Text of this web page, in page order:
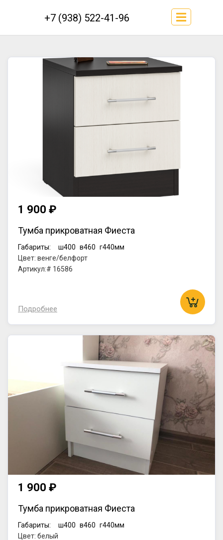
+7 (938) 522-41-96
1 900 ₽
Тумба прикроватная Фиеста
Габариты: ш400 в460 г440мм
Цвет: венге/белфорт
Артикул:# 16586
Подробнее
1 900 ₽
Тумба прикроватная Фиеста
Габариты: ш400 в460 г440мм
Цвет: белый